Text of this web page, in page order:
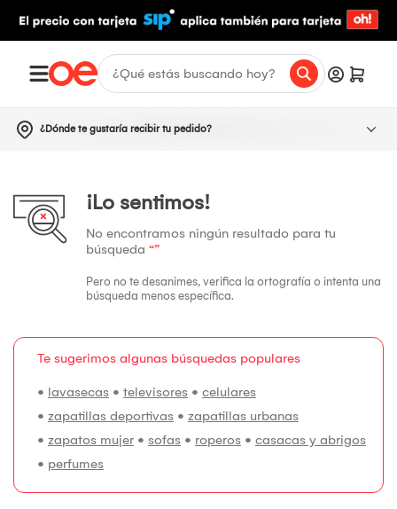
¿Dónde te gustaría recibir tu pedido?
¡Lo sentimos!
No encontramos ningún resultado para tu
búsqueda “”
Pero no te desanimes, verifica la ortografía o intenta una
búsqueda menos específica.
Te sugerimos algunas búsquedas populares
• lavasecas • televisores • celulares
• zapatillas deportivas • zapatillas urbanas
• zapatos mujer • sofas • roperos • casacas y abrigos
• perfumes